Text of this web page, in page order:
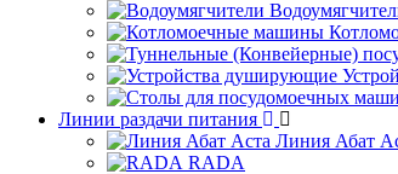
Линии раздачи питания
Линия Абат
RADA